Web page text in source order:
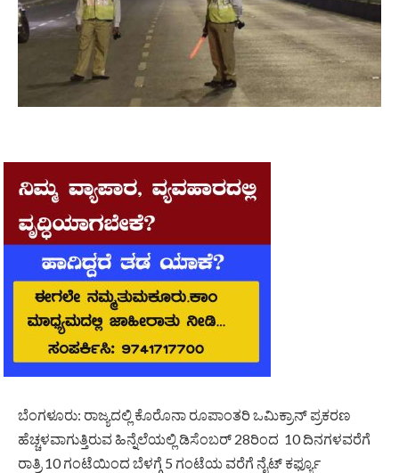
ಬೆಂಗಳೂರು: ರಾಜ್ಯದಲ್ಲಿ ಕೊರೊನಾ ರೂಪಾಂತರಿ ಒಮಿಕ್ರಾನ್ ಪ್ರಕರಣ
ಹೆಚ್ಚಳವಾಗುತ್ತಿರುವ ಹಿನ್ನೆಲೆಯಲ್ಲಿ ಡಿಸೆಂಬರ್ 28ರಿಂದ 10 ದಿನಗಳವರೆಗೆ
ರಾತ್ರಿ 10 ಗಂಟೆಯಿಂದ ಬೆಳಗ್ಗೆ 5 ಗಂಟೆಯ ವರೆಗೆ ನೈಟ್ ಕರ್ಫ್ಯೂ